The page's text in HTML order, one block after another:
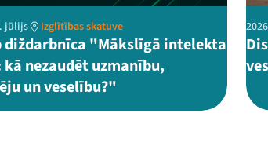
jūlijs Izglītības skatuve
diždarbnīca "Mākslīgā intelekta
nezaudēt uzmanību,
un veselību?"